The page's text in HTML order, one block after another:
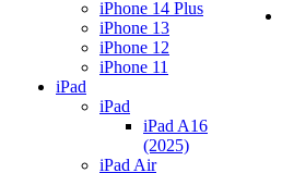
iPhone 14 Plus
iPhone 13
iPhone 12
iPhone 11
iPad
iPad
iPad A16
(2025)
iPad Air